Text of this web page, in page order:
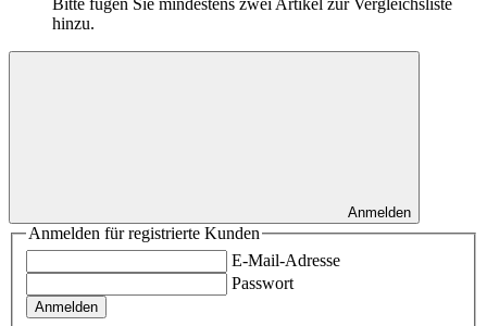
Bitte fügen Sie mindestens zwei Artikel zur Vergleichsliste
hinzu.
Anmelden
Anmelden für registrierte Kunden
E-Mail-Adresse
Passwort
Anmelden